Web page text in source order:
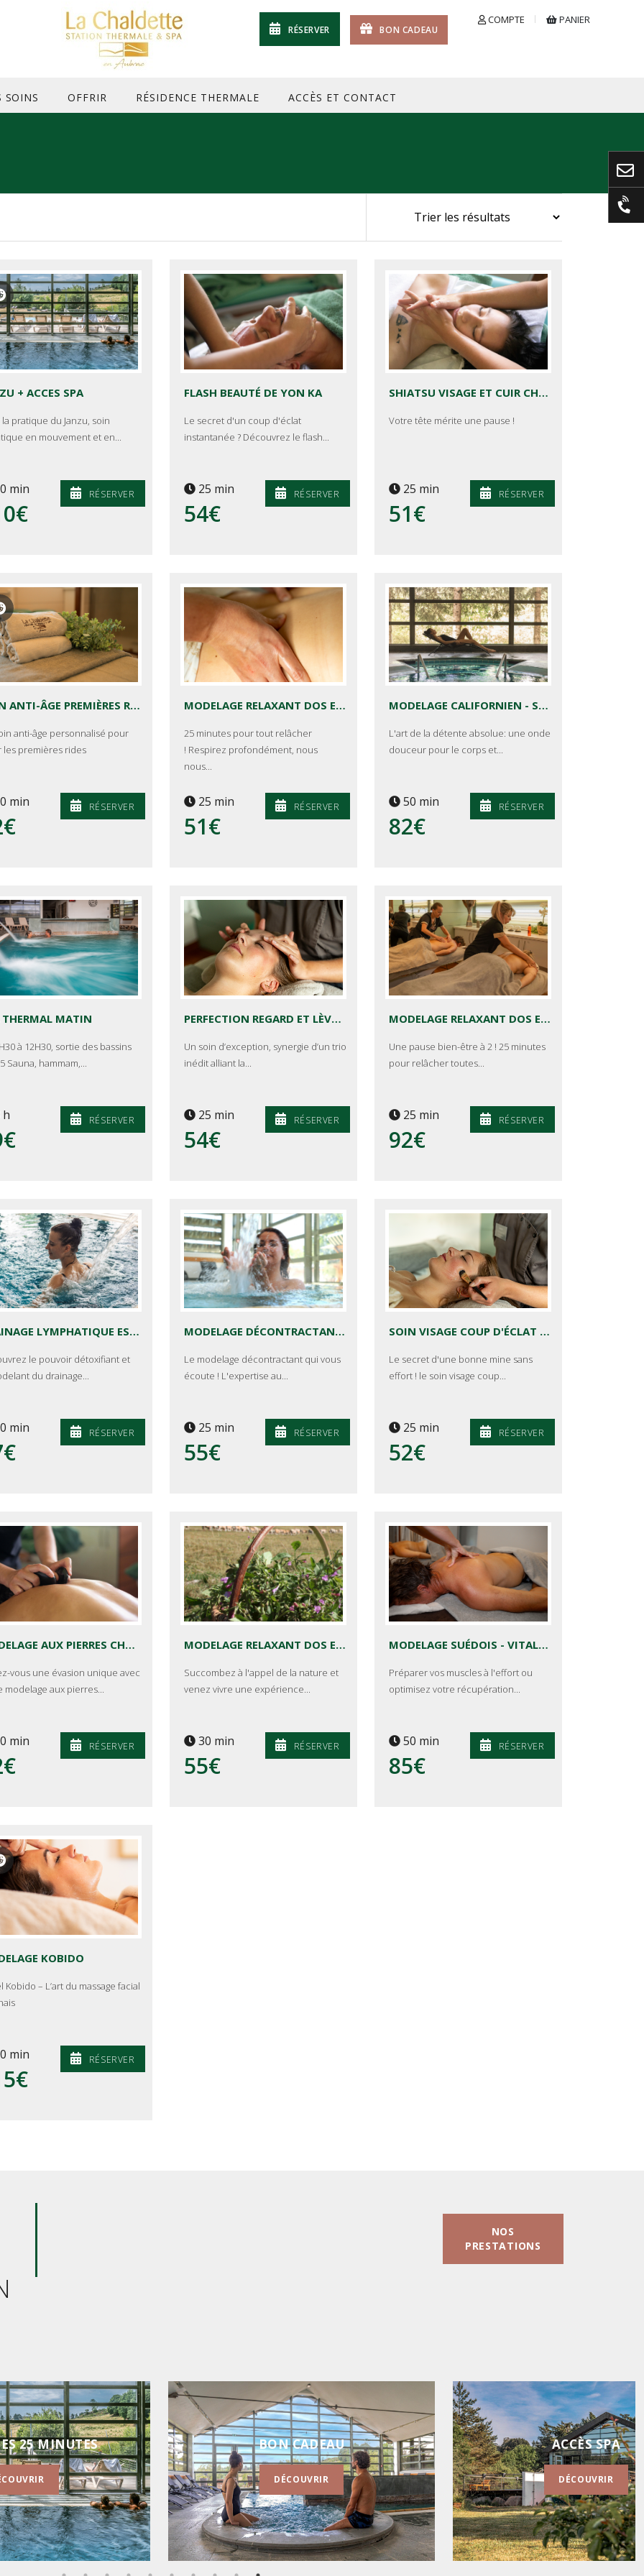
RÉSERVER BON CADEAU
COMPTE PANIER
SOINS OFFRIR RÉSIDENCE THERMALE ACCÈS ET CONTACT
+ ACCES SPA
la pratique du Janzu, soin
en mouvement et en...
min RÉSERVER
FLASH BEAUTÉ DE YON KA
Le secret d'un coup d'éclat
instantanée ? Découvrez le flash...
25 min
54€
RÉSERVER
SHIATSU VISAGE ET CUIR CHEVELU
Votre tête mérite une pause !
25 min
51€
RÉSERVER
SOIN ANTI-ÂGE PREMIÈRES RIDES DE YON KA
anti-âge personnalisé pour
les premières rides
min RÉSERVER
MODELAGE RELAXANT DOS ET JAMBES
25 minutes pour tout relâcher
! Respirez profondément, nous
nous...
25 min
51€
RÉSERVER
MODELAGE CALIFORNIEN - SÉRÉNITÉ EN AUBRAC
L'art de la détente absolue: une onde
douceur pour le corps et...
50 min
82€
RÉSERVER
THERMAL MATIN
à 12H30, sortie des bassins
Sauna, hammam,...
h RÉSERVER
PERFECTION REGARD ET LÈVRES DE YON KA
Un soin d’exception, synergie d’un trio
inédit alliant la...
25 min
54€
RÉSERVER
MODELAGE RELAXANT DOS ET JAMBES EN DUO
Une pause bien-être à 2 ! 25 minutes
pour relâcher toutes...
25 min
92€
RÉSERVER
DRAINAGE LYMPHATIQUE ESTHÉTIQUE - PLUME LYMPHATIQUE
le pouvoir détoxifiant et
du drainage...
min RÉSERVER
MODELAGE DÉCONTRACTANT PROFOND DU DOS
Le modelage décontractant qui vous
écoute ! L'expertise au...
25 min
55€
RÉSERVER
SOIN VISAGE COUP D'ÉCLAT DE BEAUTÉ SIMPLE
Le secret d'une bonne mine sans
effort ! le soin visage coup...
25 min
52€
RÉSERVER
MODELAGE AUX PIERRES CHAUDES - CARESSES DES VOLCANS
vous une évasion unique avec
modelage aux pierres...
min RÉSERVER
MODELAGE RELAXANT DOS ET JAMBES AU THÉ DAUBRAC
Succombez à l'appel de la nature et
venez vivre une expérience...
30 min
55€
RÉSERVER
MODELAGE SUÉDOIS - VITALITÉ DU DÉROC
Préparer vos muscles à l'effort ou
optimisez votre récupération...
50 min
85€
RÉSERVER
KOBIDO
Kobido – L’art du massage facial
min RÉSERVER
NOS
PRESTATIONS
CADEAU ACCÈS SPA
DÉCOUVRIR
SOINS
DÉCOUVRIR